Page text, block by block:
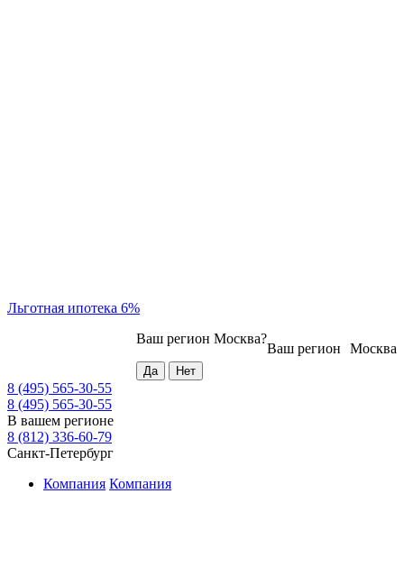
Льготная ипотека 6%
Москва
Ваш регион
Ваш регион Москва?
8 (495) 565-30-55
8 (495) 565-30-55
В вашем регионе
8 (812) 336-60-79
Санкт-Петербург
Компания Компания